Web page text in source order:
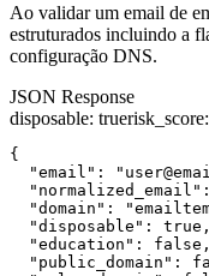
Ao validar um email de
estruturados incluindo a
configuração DNS.
JSON Response
disposable: truerisk_score:
{
"email":
"domain":
  "disposable": true,
  "education": false,
"public_domain":